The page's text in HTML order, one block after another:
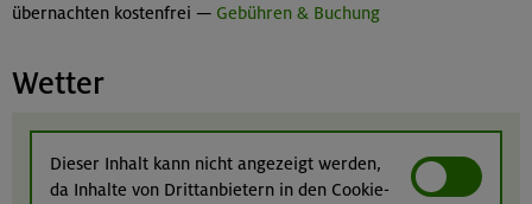
übernachten kostenfrei — Gebühren & Buchung
Wetter
Dieser Inhalt kann nicht angezeigt werden,
da Inhalte von Drittanbietern in den Cookie-